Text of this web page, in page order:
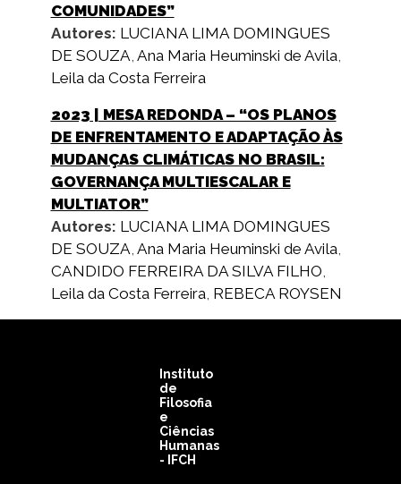
COMUNIDADES”
Autores: LUCIANA LIMA DOMINGUES
DE SOUZA Ana Maria Heuminski de Avila,
Leila da Costa Ferreira
2023 | MESA REDONDA – “OS PLANOS
DE ENFRENTAMENTO E ADAPTAÇÃO ÀS
MUDANÇAS CLIMÁTICAS NO BRASIL:
GOVERNANÇA MULTIESCALAR E
MULTIATOR”
Autores: LUCIANA LIMA DOMINGUES
DE SOUZA Ana Maria Heuminski de Avila,
CANDIDO FERREIRA DA SILVA FILHO
Leila da Costa Ferreira, REBECA ROYSEN
Instituto
de
Filosofia
e
Ciências
Humanas
- IFCH